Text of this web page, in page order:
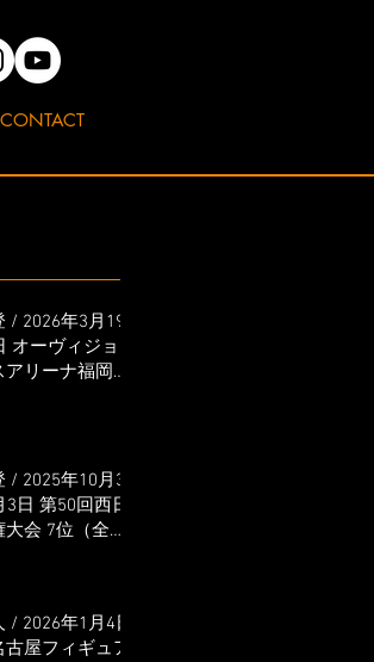
CONTACT
/ 2026年3月19
オーヴィジョ
アリーナ福岡
/ 2025年10月31
3日 第50回西日
会 7位（全日
/ 2026年1月4日
古屋フィギュア